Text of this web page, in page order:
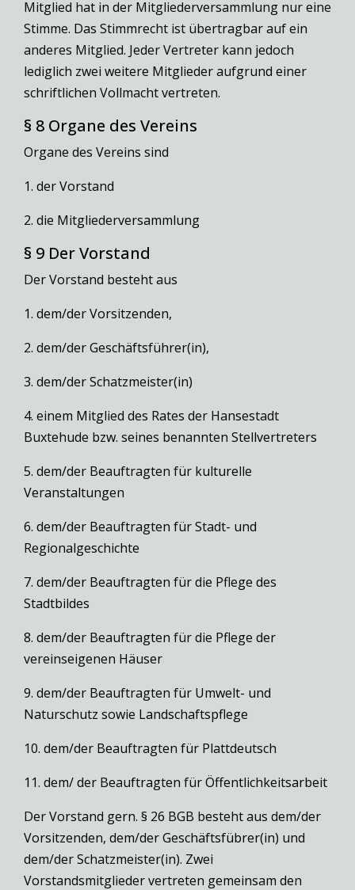
Mitglied hat in der Mitgliederversammlung nur eine
Stimme. Das Stimmrecht ist übertragbar auf ein
anderes Mitglied. Jeder Vertreter kann jedoch
lediglich zwei weitere Mitglieder aufgrund einer
schriftlichen Vollmacht vertreten.
§ 8 Organe des Vereins
Organe des Vereins sind
1. der Vorstand
2. die Mitgliederversammlung
§ 9 Der Vorstand
Der Vorstand besteht aus
1. dem/der Vorsitzenden,
2. dem/der Geschäftsführer(in),
3. dem/der Schatzmeister(in)
4. einem Mitglied des Rates der Hansestadt
Buxtehude bzw. seines benannten Stellvertreters
5. dem/der Beauftragten für kulturelle
Veranstaltungen
6. dem/der Beauftragten für Stadt- und
Regionalgeschichte
7. dem/der Beauftragten für die Pflege des
Stadtbildes
8. dem/der Beauftragten für die Pflege der
vereinseigenen Häuser
9. dem/der Beauftragten für Umwelt- und
Naturschutz sowie Landschaftspflege
10. dem/der Beauftragten für Plattdeutsch
11. dem/ der Beauftragten für Öffentlichkeitsarbeit
Der Vorstand gern. § 26 BGB besteht aus dem/der
Vorsitzenden, dem/der Geschäftsfübrer(in) und
dem/der Schatzmeister(in). Zwei
Vorstandsmitglieder vertreten gemeinsam den